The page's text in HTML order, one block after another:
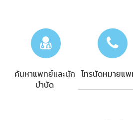
ค้นหาแพทย์และนัก
บำบัด
โทรนัดหมายแ